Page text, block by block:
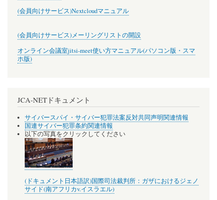
(会員向けサービス)Nextcloudマニュアル
(会員向けサービス)メーリングリストの開設
オンライン会議室jitsi-meet使い方マニュアル(パソコン版・スマ
ホ版)
JCA-NETドキュメント
サイバースパイ・サイバー犯罪法案反対共同声明関連情報
国連サイバー犯罪条約関連情報
以下の写真をクリックしてください
(ドキュメント日本語訳)国際司法裁判所：ガザにおけるジェノ
サイド(南アフリカv.イスラエル)